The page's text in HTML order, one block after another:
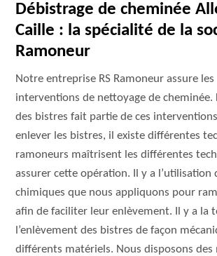
Débistrage de cheminée
Caille : la spécialité de la
Ramoneur
Notre entreprise RS Ramoneur assure
interventions de nettoyage de cheminée.
des bistres fait partie de ces
enlever les bistres, il existe différentes
ramoneurs maîtrisent les différentes
assurer cette opération. Il y a l’utilisation
chimiques que nous appliquons pour
afin de faciliter leur enlèvement. Il y a la
l’enlèvement des bistres de façon
différents matériels. Nous disposons des